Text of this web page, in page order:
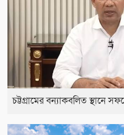
চট্টগ্রামের বন্যাকবলিত স্থানে